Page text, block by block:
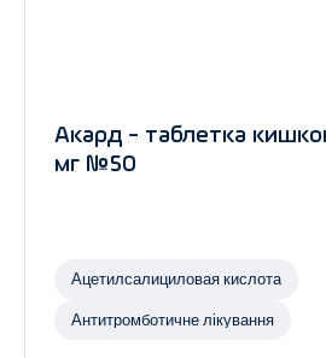
Акард - таблетка
мг №50
Ацетилсалициловая кислота
Антитромботичне лікування